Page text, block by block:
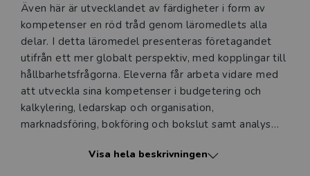
Även här är utvecklandet av färdigheter i form av
kompetenser en röd tråd genom läromedlets alla
delar. I detta läromedel presenteras företagandet
utifrån ett mer globalt perspektiv, med kopplingar till
hållbarhetsfrågorna. Eleverna får arbeta vidare med
att utveckla sina kompetenser i budgetering och
kalkylering, ledarskap och organisation,
marknadsföring, bokföring och bokslut samt analys
redovisningscase.Visa hela beskrivningen